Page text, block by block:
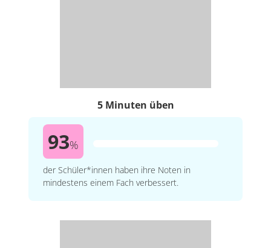
5 Minuten üben
93%
der Schüler*innen haben ihre Noten in
mindestens einem Fach verbessert.